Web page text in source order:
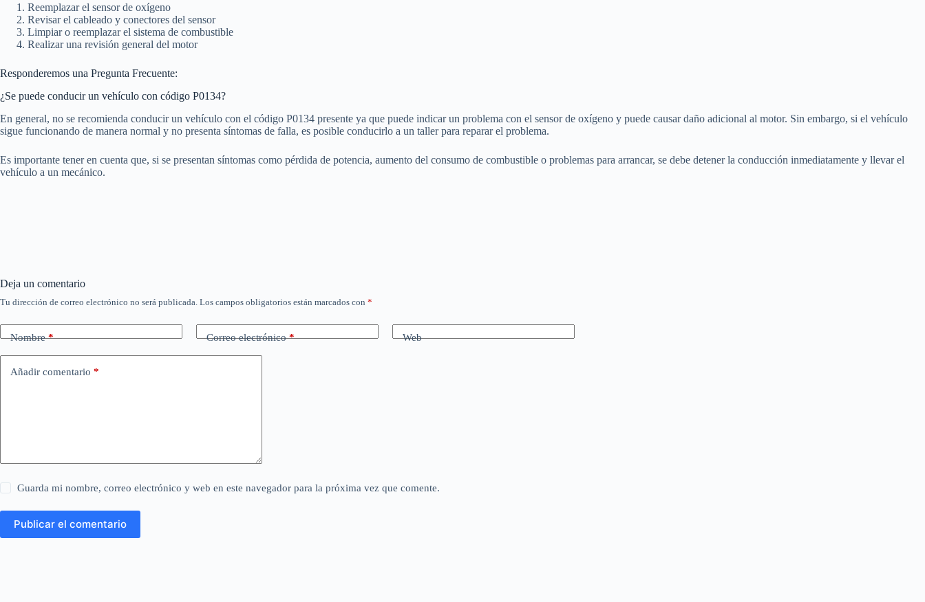
Reemplazar el sensor de oxígeno
Revisar el cableado y conectores del sensor
Limpiar o reemplazar el sistema de combustible
Realizar una revisión general del motor
Responderemos una Pregunta Frecuente:
¿Se puede conducir un vehículo con código P0134?
En general, no se recomienda conducir un vehículo con el código P0134 presente ya que puede indicar un problema con el sensor de oxígeno y puede causar daño adicional al motor. Sin embargo, si el vehículo
sigue funcionando de manera normal y no presenta síntomas de falla, es posible conducirlo a un taller para reparar el problema.
Es importante tener en cuenta que, si se presentan síntomas como pérdida de potencia, aumento del consumo de combustible o problemas para arrancar, se debe detener la conducción inmediatamente y llevar el
vehículo a un mecánico.
Deja un comentario
Tu dirección de correo electrónico no será publicada. Los campos obligatorios están marcados con *
Nombre* Correo electrónico* Web
Añadir comentario *
Guarda mi nombre, correo electrónico y web en este navegador para la próxima vez que comente.
Publicar el comentario